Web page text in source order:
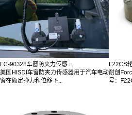
FC-90328车窗防夹力传感...
美国HISDI车窗防夹力传感器用于汽车电动
窗在额定弹力和位移下...
F22CS
耐创
号：